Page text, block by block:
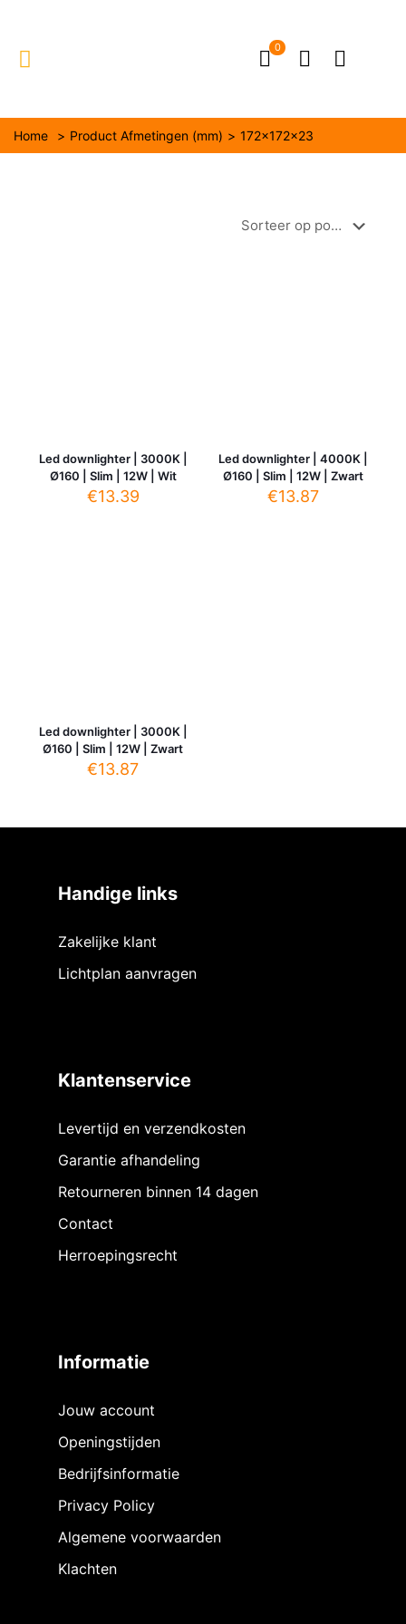
0
Home > Product Afmetingen (mm) > 172x172x23
Led downlighter | 3000K |
Ø160 | Slim | 12W | Wit
€13.39
Led downlighter | 4000K |
Ø160 | Slim | 12W | Zwart
€13.87
Led downlighter | 3000K |
Ø160 | Slim | 12W | Zwart
€13.87
Handige links
Zakelijke klant
Lichtplan aanvragen
Klantenservice
Levertijd en verzendkosten
Garantie afhandeling
Retourneren binnen 14 dagen
Contact
Herroepingsrecht
Informatie
Jouw account
Openingstijden
Bedrijfsinformatie
Privacy Policy
Algemene voorwaarden
Klachten